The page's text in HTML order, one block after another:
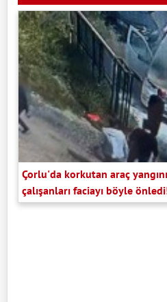
Çorlu'da korkutan araç
çalışanları faciayı böyle